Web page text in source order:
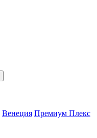
Венеция Премиум Плекс